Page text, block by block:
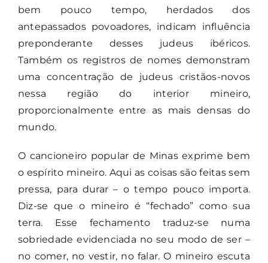
bem pouco tempo, herdados dos
antepassados povoadores, indicam influência
preponderante desses judeus ibéricos.
Também os registros de nomes demonstram
uma concentração de judeus cristãos-novos
nessa região do interior mineiro,
proporcionalmente entre as mais densas do
mundo.
O cancioneiro popular de Minas exprime bem
o espírito mineiro. Aqui as coisas são feitas sem
pressa, para durar – o tempo pouco importa.
Diz-se que o mineiro é “fechado” como sua
terra. Esse fechamento traduz-se numa
sobriedade evidenciada no seu modo de ser –
no comer, no vestir, no falar. O mineiro escuta